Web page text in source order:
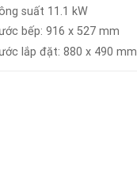
suất 11.1 kW
bếp: 916 x 527 mm
lắp đặt: 880 x 490 mm